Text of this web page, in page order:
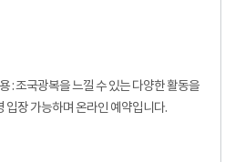
: 조국광복을 느낄 수 있는 다양한 활동을
입장 가능하며 온라인 예약입니다.